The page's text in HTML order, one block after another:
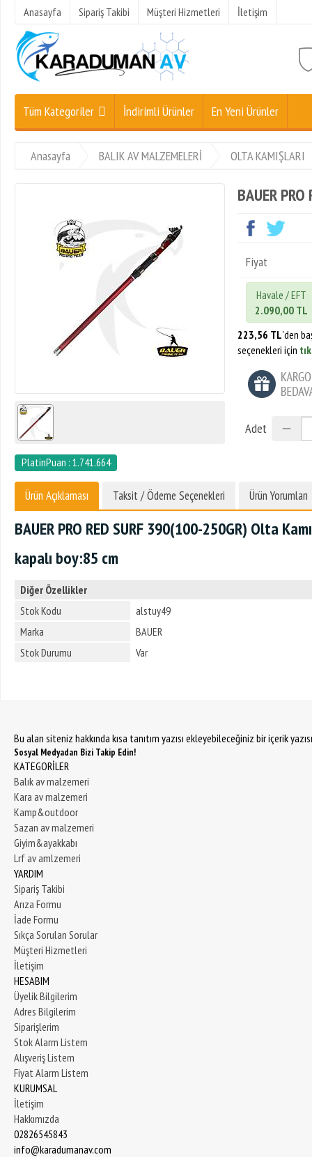
Anasayfa Sipariş Takibi Müşteri Hizmetleri İletişim
Tüm Kategoriler İndirimli Ürünler En Yeni Ürünler
Anasayfa BALIK AV MALZEMELERİ OLTA KAMIŞLARI
PlatinPuan : 1.741.664
BAUER
Fiyat
Havale / EFT
2.090,00 TL
223,56 TL'den
seçenekleri için
Adet
Ürün Açıklaması Taksit / Ödeme Seçenekleri Ürün Yorumları
BAUER PRO RED SURF 390(100-250GR) Olta
kapalı boy:85 cm
Diğer Özellikler
Stok Kodu
alstuy49
Marka
BAUER
Stok Durumu
Var
Bu alan siteniz hakkında kısa tanıtım yazısı ekleyebileceğiniz bir içerik
Sosyal Medyadan Bizi Takip Edin!
KATEGORİLER
Balık av malzemeri
Kara av malzemeri
Kamp&outdoor
Sazan av malzemeri
Giyim&ayakkabı
Lrf av amlzemeri
YARDIM
Sipariş Takibi
Arıza Formu
İade Formu
Sıkça Sorulan Sorular
Müşteri Hizmetleri
İletişim
HESABIM
Üyelik Bilgilerim
Adres Bilgilerim
Siparişlerim
Stok Alarm Listem
Alışveriş Listem
Fiyat Alarm Listem
KURUMSAL
İletişim
Hakkımızda
02826545843
info@karadumanav.com